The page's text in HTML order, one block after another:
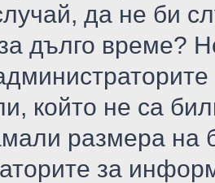
да не би
дълго време?
който не са
размера на
за